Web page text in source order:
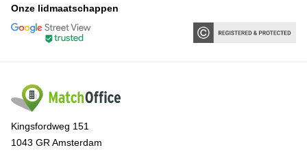
Onze lidmaatschappen
Kingsfordweg 151
1043 GR Amsterdam